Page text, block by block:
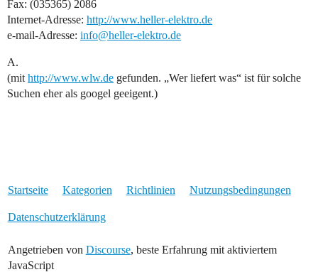
Fax: (035365) 2086
Internet-Adresse: http://www.heller-elektro.de
e-mail-Adresse: info@heller-elektro.de
A.
(mit http://www.wlw.de gefunden. „Wer liefert was“ ist für solche
Suchen eher als googel geeigent.)
Startseite Kategorien Richtlinien Nutzungsbedingungen
Datenschutzerklärung
Angetrieben von Discourse, beste Erfahrung mit aktiviertem
JavaScript